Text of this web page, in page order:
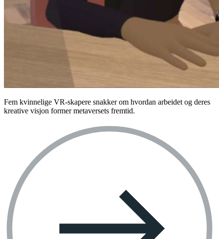
Fem kvinnelige VR-skapere snakker om hvordan arbeidet og deres
kreative visjon former metaversets fremtid.